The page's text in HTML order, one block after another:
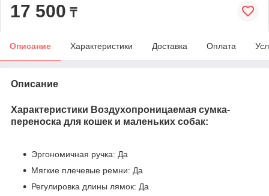
17 500 ₸
Описание Характеристики Доставка Оплата
Описание
Характеристики Воздухопроницаемая сумка-
переноска для кошек и маленьких собак:
Эргономичная ручка: Да
Мягкие плечевые ремни: Да
Регулировка длины лямок: Да